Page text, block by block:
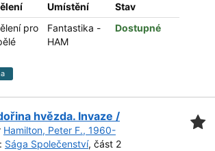
Umístění
Stav
pro
Fantastika -
HAM
Dostupné
hvězda. Invaze /
Hamilton, Peter F., 1960-
Sága Společenství, část 2